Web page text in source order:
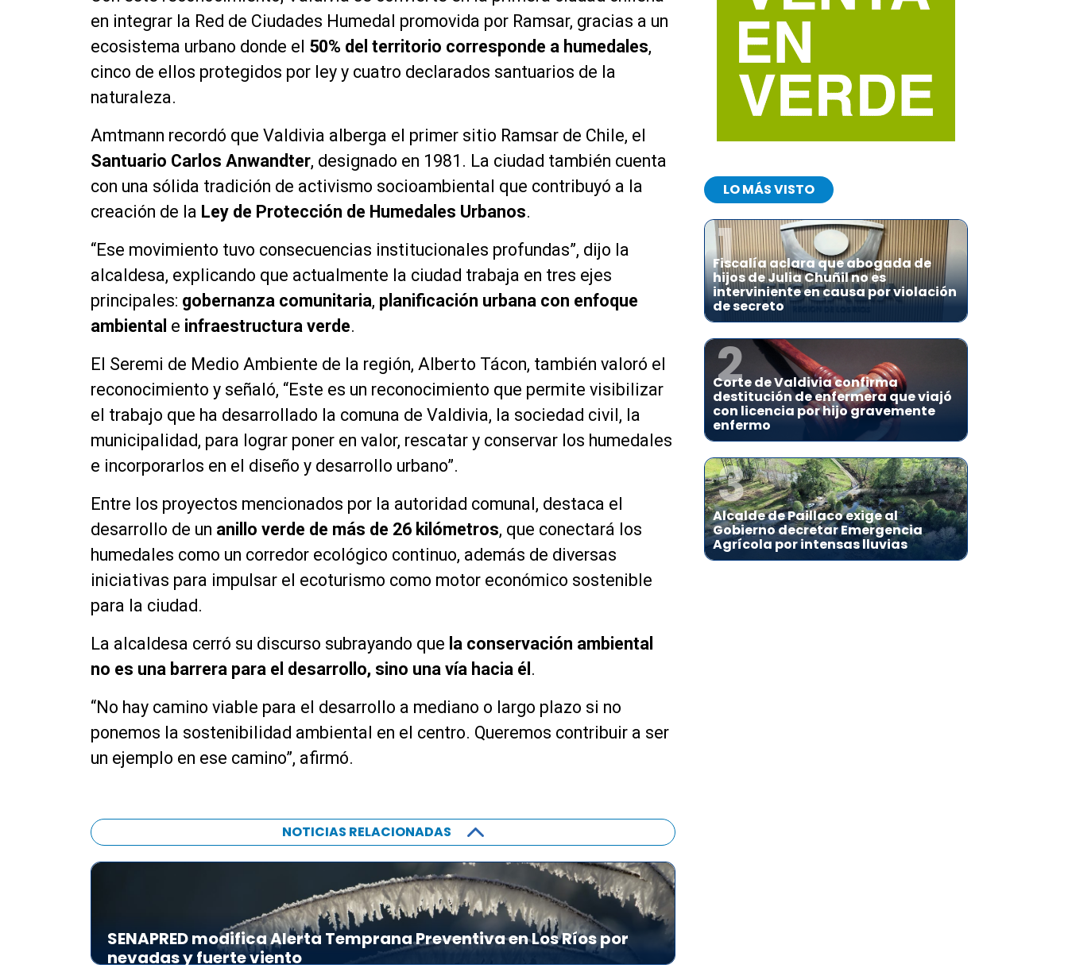
en integrar la Red de Ciudades Humedal promovida por Ramsar, gracias a un
ecosistema urbano donde el 50% del territorio corresponde a humedales,
cinco de ellos protegidos por ley y cuatro declarados santuarios de la
naturaleza.
Amtmann recordó que Valdivia alberga el primer sitio Ramsar de Chile, el
Santuario Carlos Anwandter, designado en 1981. La ciudad también cuenta
con una sólida tradición de activismo socioambiental que contribuyó a la
creación de la Ley de Protección de Humedales Urbanos.
“Ese movimiento tuvo consecuencias institucionales profundas”, dijo la
alcaldesa, explicando que actualmente la ciudad trabaja en tres ejes
principales: gobernanza comunitaria, planificación urbana con enfoque
ambiental e infraestructura verde.
El Seremi de Medio Ambiente de la región, Alberto Tácon, también valoró el
reconocimiento y señaló, “Este es un reconocimiento que permite visibilizar
el trabajo que ha desarrollado la comuna de Valdivia, la sociedad civil, la
municipalidad, para lograr poner en valor, rescatar y conservar los humedales
e incorporarlos en el diseño y desarrollo urbano”.
Entre los proyectos mencionados por la autoridad comunal, destaca el
desarrollo de un anillo verde de más de 26 kilómetros, que conectará los
humedales como un corredor ecológico continuo, además de diversas
iniciativas para impulsar el ecoturismo como motor económico sostenible
para la ciudad.
La alcaldesa cerró su discurso subrayando que la conservación ambiental
no es una barrera para el desarrollo, sino una vía hacia él .
“No hay camino viable para el desarrollo a mediano o largo plazo si no
ponemos la sostenibilidad ambiental en el centro. Queremos contribuir a ser
un ejemplo en ese camino”, afirmó.
NOTICIAS RELACIONADAS
SENAPRED modifica Alerta Temprana Preventiva en Los Ríos por
nevadas y fuerte viento
LO MÁS VISTO
1
Fiscalía aclara que abogada de
hijos de Julia Chuñil no es
interviniente en causa por violación
de secreto
2
Corte de Valdivia confirma
destitución de enfermera que viajó
con licencia por hijo gravemente
enfermo
3
Alcalde de Paillaco exige al
Gobierno decretar Emergencia
Agrícola por intensas lluvias